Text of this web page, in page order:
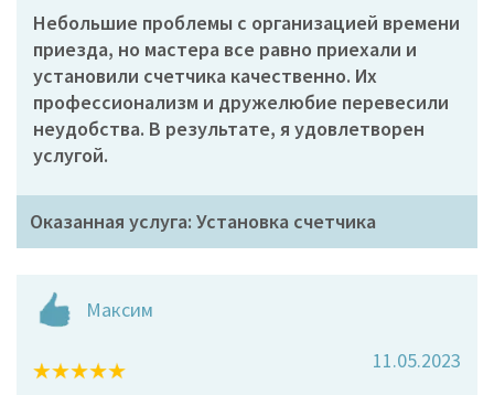
Небольшие проблемы с организацией времени
приезда, но мастера все равно приехали и
установили счетчика качественно. Их
профессионализм и дружелюбие перевесили
неудобства. В результате, я удовлетворен
услугой.
Оказанная услуга: Установка счетчика
Максим
11.05.2023